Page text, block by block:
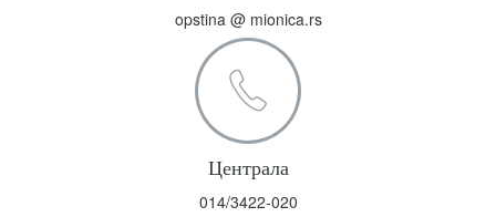
opstina @ mionica.rs
Централа
014/3422-020